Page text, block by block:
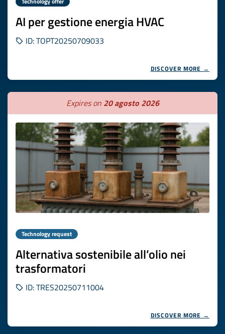
AI per gestione energia HVAC
ID: TOPT20250709033
DISCOVER MORE →
Expires on 20 agosto 2026
Technology request
Alternativa sostenibile all’olio nei
trasformatori
ID: TRES20250711004
DISCOVER MORE →